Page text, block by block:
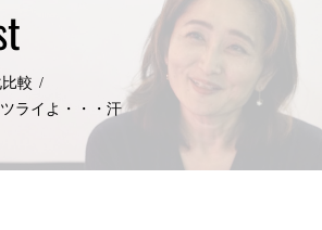
較
ライよ・・・汗